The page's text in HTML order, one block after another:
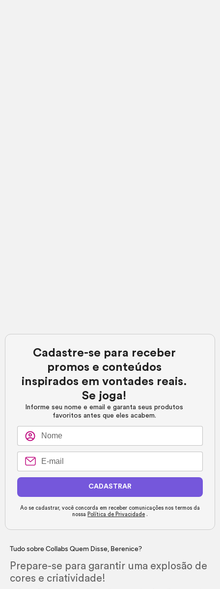
Cadastre-se para receber
promos e conteúdos
inspirados em vontades reais.
Se joga!
Informe seu nome e email e garanta seus produtos
favoritos antes que eles acabem.
CADASTRAR
Ao se cadastrar, você concorda em receber comunicações nos termos da
nossa Política de Privacidade .
Tudo sobre Collabs Quem Disse, Berenice?
Prepare-se para garantir uma explosão de
cores e criatividade!